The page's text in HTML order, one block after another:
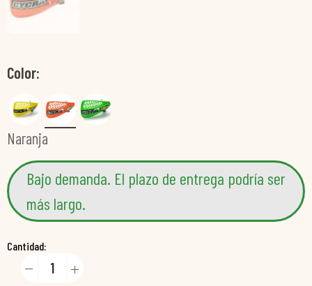
Color
Naranja
Bajo demanda. El plazo de entrega podría ser
más largo.
Cantidad: